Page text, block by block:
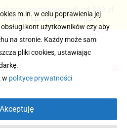
przy zamówieniach od 249 zł
i sprawdź szczegóły
m.in. w celu poprawienia jej
kont użytkowników czy aby
na stronie. Każdy może sam
pliki cookies, ustawiając
w polityce prywatności
Akceptuję